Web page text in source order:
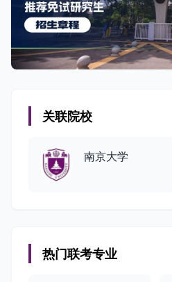
关联院校
南京大学
热门联考专业